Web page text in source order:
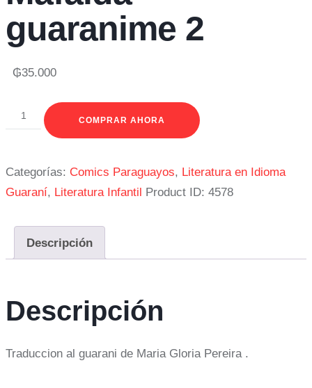
guaranime 2
₲35.000
COMPRAR AHORA
Categorías: Comics Paraguayos, Literatura en Idioma
Guaraní, Literatura Infantil Product ID: 4578
Descripción
Descripción
Traduccion al guarani de Maria Gloria Pereira .